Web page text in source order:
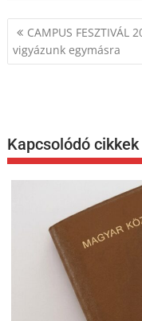
Bejegyzés
navigáció
CAMPUS FESZTIVÁL
vigyázunk egymásra
Kapcsolódó cikkek